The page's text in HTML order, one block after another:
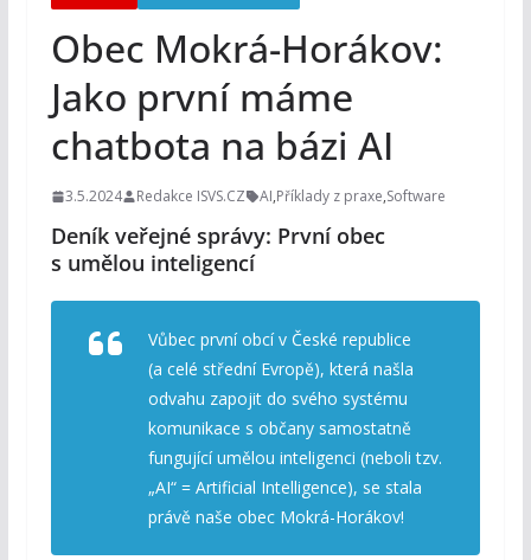
Obec Mokrá-Horákov:
Jako první máme
chatbota na bázi AI
3.5.2024 Redakce ISVS.CZ AI,Příklady z praxe,Software
Deník veřejné správy: První obec
s umělou inteligencí
Vůbec první obcí v České republice
(a celé střední Evropě), která našla
odvahu zapojit do svého systému
komunikace s občany samostatně
fungující umělou inteligenci (neboli tzv.
„AI“ = Artificial Intelligence), se stala
právě naše obec Mokrá-Horákov!